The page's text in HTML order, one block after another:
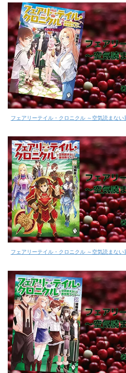
フェアリーテイル・クロニクル ～空気読まない
フェアリーテイル・クロニクル ～空気読まない